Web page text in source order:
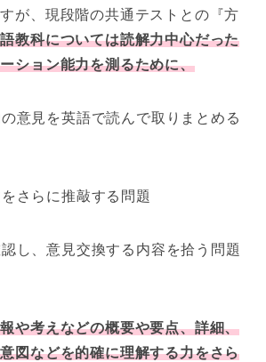
が、現段階の共通テストとの『方
教科については読解力中心だった
ション能力を測るために、
意見を英語で読んで取りまとめる
さらに推敲する問題
し、意見交換する内容を拾う問題
や考えなどの概要や要点、詳細、
図などを的確に理解する力をさら